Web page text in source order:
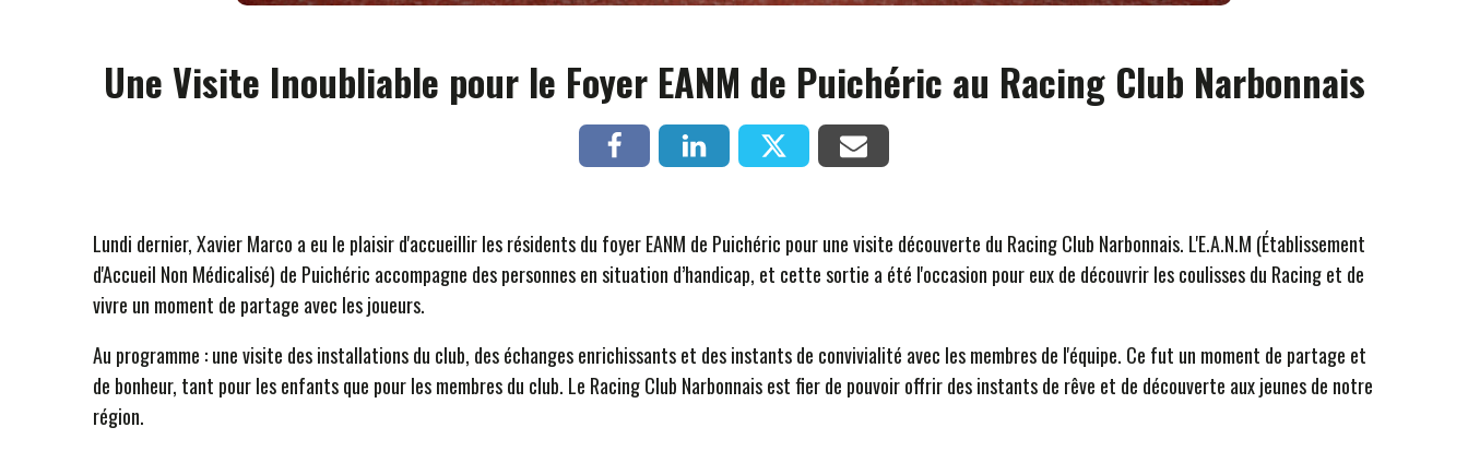
Une Visite Inoubliable pour le Foyer EANM de Puichéric au Racing Club Narbonnais
Lundi dernier, Xavier Marco a eu le plaisir d'accueillir les résidents du foyer EANM de Puichéric pour une visite découverte du Racing Club Narbonnais. L'E.A.N.M (Établissement
d'Accueil Non Médicalisé) de Puichéric accompagne des personnes en situation d’handicap, et cette sortie a été l'occasion pour eux de découvrir les coulisses du Racing et de
vivre un moment de partage avec les joueurs.
Au programme : une visite des installations du club, des échanges enrichissants et des instants de convivialité avec les membres de l'équipe. Ce fut un moment de partage et
de bonheur, tant pour les enfants que pour les membres du club. Le Racing Club Narbonnais est fier de pouvoir offrir des instants de rêve et de découverte aux jeunes de notre
région.